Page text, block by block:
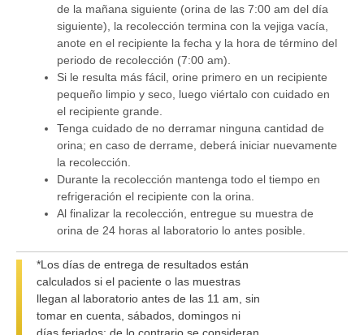
de la mañana siguiente (orina de las 7:00 am del día
siguiente), la recolección termina con la vejiga vacía,
anote en el recipiente la fecha y la hora de término del
periodo de recolección (7:00 am).
Si le resulta más fácil, orine primero en un recipiente
pequeño limpio y seco, luego viértalo con cuidado en
el recipiente grande.
Tenga cuidado de no derramar ninguna cantidad de
orina; en caso de derrame, deberá iniciar nuevamente
la recolección.
Durante la recolección mantenga todo el tiempo en
refrigeración el recipiente con la orina.
Al finalizar la recolección, entregue su muestra de
orina de 24 horas al laboratorio lo antes posible.
*Los días de entrega de resultados están
calculados si el paciente o las muestras
llegan al laboratorio antes de las 11 am, sin
tomar en cuenta, sábados, domingos ni